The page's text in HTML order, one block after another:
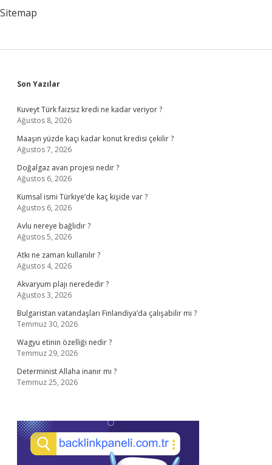
Sitemap
Sidebar
Son Yazılar
Kuveyt Türk faizsiz kredi ne kadar veriyor ?
Ağustos 8, 2026
Maaşın yüzde kaçı kadar konut kredisi çekilir ?
Ağustos 7, 2026
Doğalgaz avan projesi nedir ?
Ağustos 6, 2026
Kumsal ismi Türkiye’de kaç kişide var ?
Ağustos 6, 2026
Avlu nereye bağlıdır ?
Ağustos 5, 2026
Atkı ne zaman kullanılır ?
Ağustos 4, 2026
Akvaryum plajı nerededir ?
Ağustos 3, 2026
Bulgaristan vatandaşları Finlandiya’da çalışabilir mi ?
Temmuz 30, 2026
Wagyu etinin özelliği nedir ?
Temmuz 29, 2026
Determinist Allaha inanır mı ?
Temmuz 25, 2026